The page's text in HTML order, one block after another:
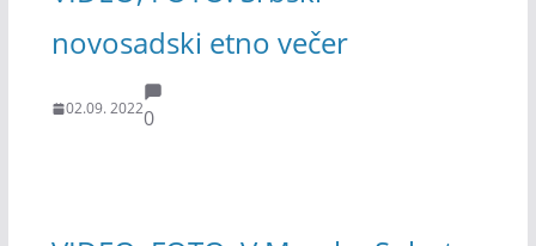
novosadski etno večer
02.09. 20220